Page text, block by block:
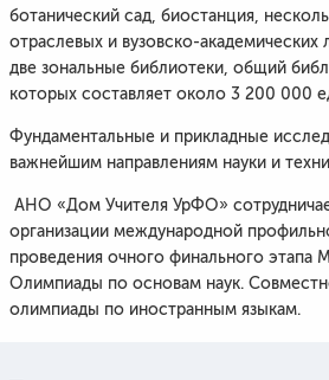
ботанический сад, биостанция,
отраслевых и вузовско-академических
две зональные библиотеки, общий
которых составляет около 3 200 000
Фундаментальные и прикладные
важнейшим направлениям науки и
АНО «Дом Учителя УрФО»
организации международной
проведения очного финального этапа
Олимпиады по основам наук.
олимпиады по иностранным языкам.